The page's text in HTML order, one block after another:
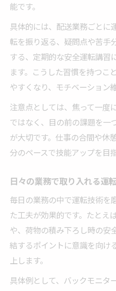
能です。
具体的には、配送業務ごとに
転を振り返る、疑問点や苦手
する、定期的な安全運転講習
ます。こうした習慣を持つこ
やすくなり、モチベーション
注意点としては、焦って一度
ではなく、目の前の課題を一
が大切です。仕事の合間や休
分のペースで技能アップを目
日々の業務で取り入れる運
毎日の業務の中で運転技術を
た工夫が効果的です。たとえ
や、荷物の積み下ろし時の安
結するポイントに意識を向け
上します。
具体例として、バックモニタ